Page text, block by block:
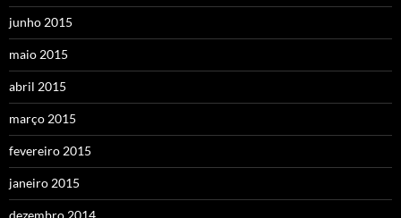
junho 2015
maio 2015
abril 2015
março 2015
fevereiro 2015
janeiro 2015
dezembro 2014